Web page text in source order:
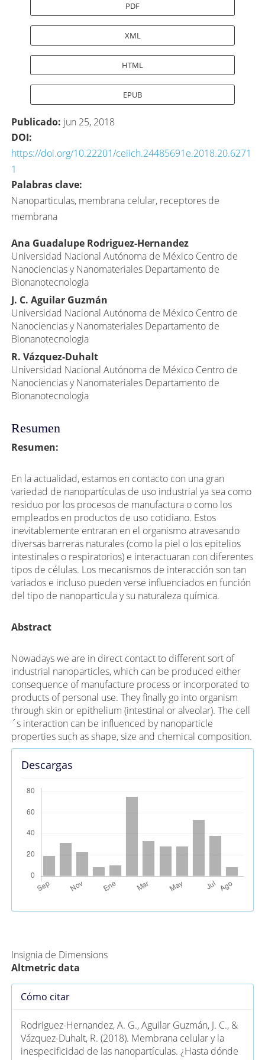
PDF
XML
HTML
EPUB
Publicado: jun 25, 2018
DOI:
https://doi.org/10.22201/ceiich.24485691e.2018.20.6271
1
Palabras clave:
Nanoparticulas, membrana celular, receptores de
membrana
Contenido
principal
del
artículo
Ana Guadalupe Rodriguez-Hernandez
Universidad Nacional Autónoma de México Centro de
Nanociencias y Nanomateriales Departamento de
Bionanotecnologia
J. C. Aguilar Guzmán
Universidad Nacional Autónoma de México Centro de
Nanociencias y Nanomateriales Departamento de
Bionanotecnologia
R. Vázquez-Duhalt
Universidad Nacional Autónoma de México Centro de
Nanociencias y Nanomateriales Departamento de
Bionanotecnologia
Resumen
Resumen:
En la actualidad, estamos en contacto con una gran
variedad de nanopartículas de uso industrial ya sea como
residuo por los procesos de manufactura o como los
empleados en productos de uso cotidiano. Estos
inevitablemente entraran en el organismo atravesando
diversas barreras naturales (como la piel o los epitelios
intestinales o respiratorios) e interactuaran con diferentes
tipos de células. Los mecanismos de interacción son tan
variados e incluso pueden verse influenciados en función
del tipo de nanoparticula y su naturaleza química.
Abstract
Nowadays we are in direct contact to different sort of
industrial nanoparticles, which can be produced either
consequence of manufacture process or incorporated to
products of personal use. They finally go into organism
through skin or epithelium (intestinal or alveolar). The cell
´s interaction can be influenced by nanoparticle
properties such as shape, size and chemical composition.
Descargas
Insignia de Dimensions
Altmetric data
Detalles
artículo
Cómo citar
Rodriguez-Hernandez, A. G., Aguilar Guzmán, J. C., &
Vázquez-Duhalt, R. (2018). Membrana celular y la
inespecificidad de las nanopartículas. ¿Hasta dónde